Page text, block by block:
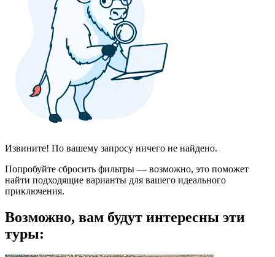
Извините! По вашему запросу ничего не найдено.
Попробуйте сбросить фильтры — возможно, это поможет
найти подходящие варианты для вашего идеального
приключения.
Возможно, вам будут интересны эти
туры: